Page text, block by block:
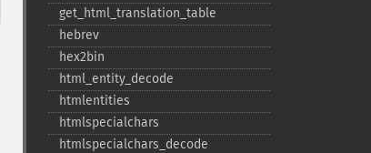
get_​html_​translation_​table
hebrev
hex2bin
html_​entity_​decode
htmlentities
htmlspecialchars
htmlspecialchars_​decode